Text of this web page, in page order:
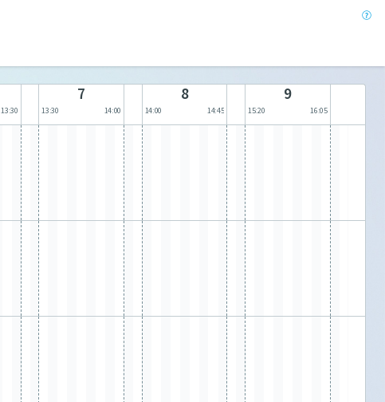
13:30
7
13:30 14:00
8
14:00 14:45
9
15:20 16:05